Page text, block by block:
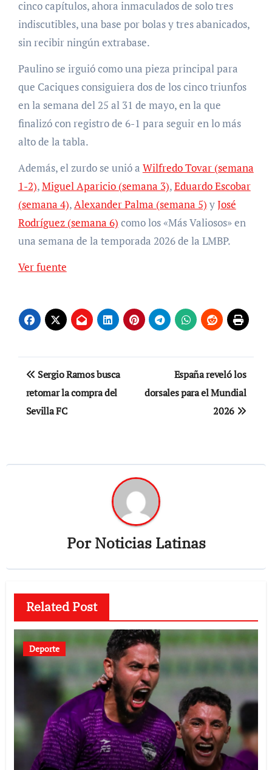
cinco capítulos, ahora inmaculados de solo tres
indiscutibles, una base por bolas y tres abanicados,
sin recibir ningún extrabase.
Paulino se irguió como una pieza principal para
que Caciques consiguiera dos de los cinco triunfos
en la semana del 25 al 31 de mayo, en la que
finalizó con registro de 6-1 para seguir en lo más
alto de la tabla.
Además, el zurdo se unió a Wilfredo Tovar (semana
1-2),Miguel Aparicio (semana 3),Eduardo Escobar
(semana 4),Alexander Palma (semana 5) yJosé
Rodríguez (semana 6) como los «Más Valiosos» en
una semana de la temporada 2026 de la LMBP.
Ver fuente
Navegación
de
entradas
Sergio Ramos busca
retomar la compra del
Sevilla FC
España reveló los
dorsales para el Mundial
2026
PorNoticias Latinas
Related Post
Deporte